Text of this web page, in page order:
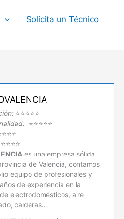
Solicita un Técnico
⭐⭐⭐⭐⭐
⭐⭐⭐⭐⭐
es una empresa sólida
de Valencia, contamos
equipo de profesionales y
de experiencia en la
electrodomésticos, aire
calderas…